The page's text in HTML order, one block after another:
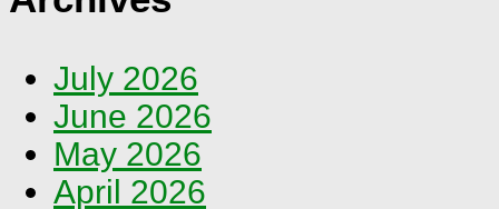
July 2026
June 2026
May 2026
April 2026